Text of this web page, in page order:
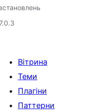
Вітрина
Теми
Плагіни
Паттерни